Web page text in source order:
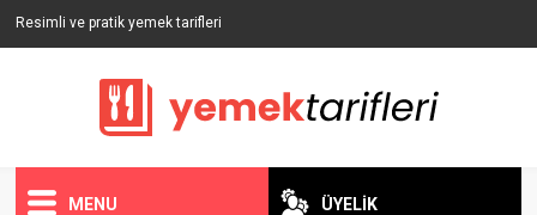
Resimli ve pratik yemek tarifleri
MENU ÜYELİK